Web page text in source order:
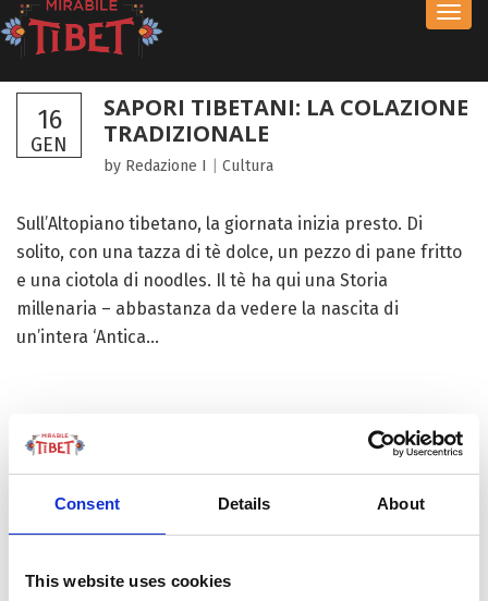
Consent Details About
This website uses cookies
16
GEN
SAPORI TIBETANI: LA COLAZIONE
TRADIZIONALE
by Redazione I Cultura
Sull’Altopiano tibetano, la giornata inizia presto. Di
solito, con una tazza di tè dolce, un pezzo di pane fritto
e una ciotola di noodles. Il tè ha qui una Storia
millenaria – abbastanza da vedere la nascita di
un’intera ‘Antica...
FOCUS TIBET